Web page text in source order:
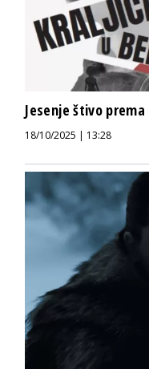
Jesenje štivo
18/10/2025 | 13:28